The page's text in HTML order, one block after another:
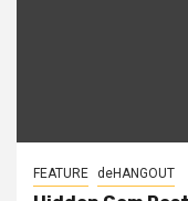
FEATURE deHANGOUT